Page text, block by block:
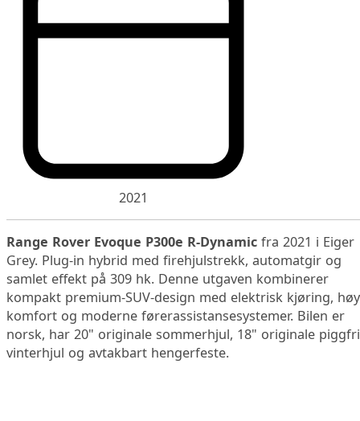
2021
Range Rover Evoque P300e R-Dynamic fra 2021 i Eiger
Grey. Plug-in hybrid med firehjulstrekk, automatgir og
samlet effekt på 309 hk. Denne utgaven kombinerer
kompakt premium-SUV-design med elektrisk kjøring, høy
komfort og moderne førerassistansesystemer. Bilen er
norsk, har 20" originale sommerhjul, 18" originale
vinterhjul og avtakbart hengerfeste.